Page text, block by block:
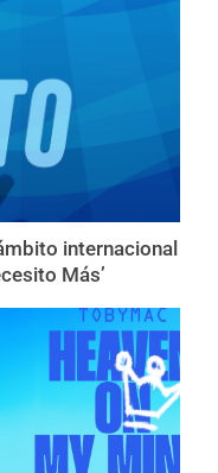
internacional
Más’